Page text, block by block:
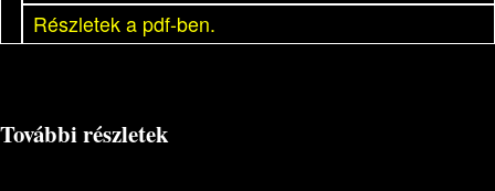
Részletek a pdf-ben.
További részletek